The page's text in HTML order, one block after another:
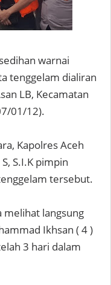
warnai
tenggelam dialiran
LB, Kecamatan
01/12).
Kapolres Aceh
S.I.K pimpin
tersebut.
melihat langsung
Ikhsan ( 4 )
3 hari dalam